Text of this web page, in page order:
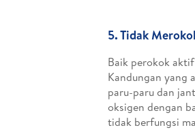
5. Tidak
Baik perokok
Kandungan yang
paru-paru dan
oksigen dengan
tidak berfungsi